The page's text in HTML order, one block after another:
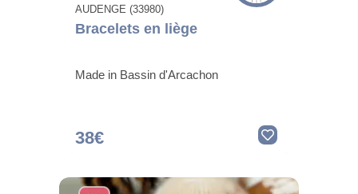
AUDENGE (33980)
Bracelets en liège
Made in Bassin d'Arcachon
38€